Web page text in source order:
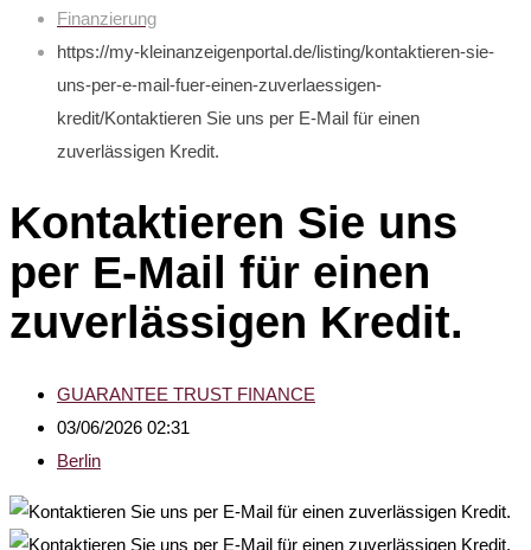
Finanzierung
https://my-kleinanzeigenportal.de/listing/kontaktieren-sie-
uns-per-e-mail-fuer-einen-zuverlaessigen-
kredit/Kontaktieren Sie uns per E-Mail für einen
zuverlässigen Kredit.
Kontaktieren Sie uns
per E-Mail für einen
zuverlässigen Kredit.
GUARANTEE TRUST FINANCE
03/06/2026 02:31
Berlin